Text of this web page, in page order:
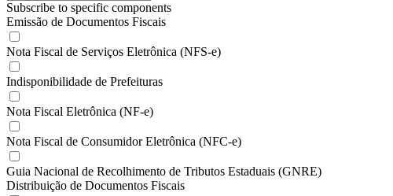
Subscribe to specific components
Emissão de Documentos Fiscais
Nota Fiscal de Serviços Eletrônica (NFS-e)
Indisponibilidade de Prefeituras
Nota Fiscal Eletrônica (NF-e)
Nota Fiscal de Consumidor Eletrônica (NFC-e)
Guia Nacional de Recolhimento de Tributos Estaduais (GNRE)
Distribuição de Documentos Fiscais